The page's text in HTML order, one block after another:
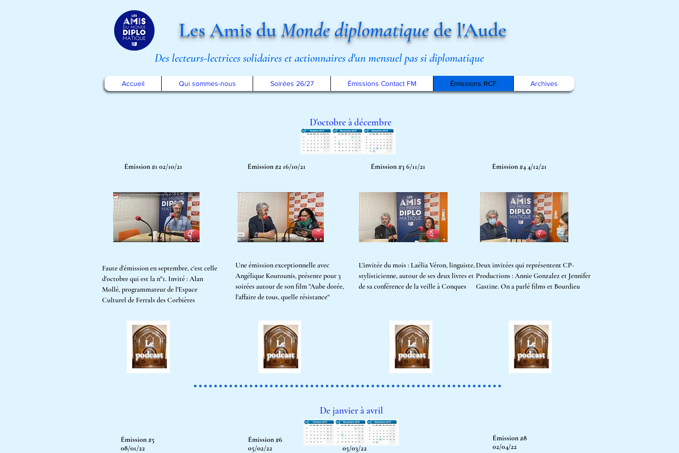
Les Amis duMonde diplomatiquede l'Aude
Des lecteurs-lectrices solidaires et actionnaires d'un mensuel pas si diplomatique
Accueil Qui sommes-nous Soirées 26/27 Émissions Contact FM Émissions RCF Archives
D'octobre à décembre
Émission #1 02/10/21 Émission #2 16/10/21 Émission #3 6/11/21 Émission #4 4/12/21
Faute d'émission enseptembre, c'est celle
d'octobre qui est la n°1. Invité : Alan
Mollé, programmateur de l'Espace
Culturel de Ferrals des Corbières
Une émission exceptionnelle avec
Angélique Kourounis, présente pour 3
soirées autour de son film "Aube dorée,
l'affaire de tous, quelle résistance"
L'invitée du mois : Laélia Véron, linguiste,
stylisticienne, autour de ses deux livres et
de sa conférence de la veille à Conques
Deuxinvitées qui représentent CP-
Productions : Annie Gonzalez et Jennifer
Gastine. On a parlé films et Bourdieu
Émission #5
08/01/22
Émission #6
05/02/22
Émission #7
05/03/22
De janvier à avril
Émission #8
02/04/22